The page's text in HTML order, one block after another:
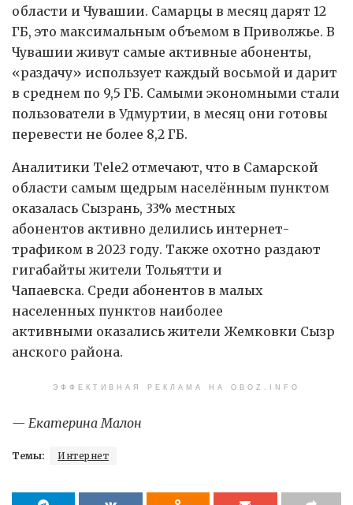
области и Чувашии. Самарцы в месяц дарят 12
ГБ, это максимальным объемом в Приволжье. В
Чувашии живут самые активные абоненты,
«раздачу» использует каждый восьмой и дарит
в среднем по 9,5 ГБ. Самыми экономными стали
пользователи в Удмуртии, в месяц они готовы
перевести не более 8,2 ГБ.
Аналитики Tele2 отмечают, что в Самарской
области самым щедрым населённым пунктом
оказалась Сызрань, 33% местных
абонентов активно делились интернет-
трафиком в 2023 году. Также охотно раздают
гигабайты жители Тольятти и
Чапаевска. Среди абонентов в малых
населенных пунктов наиболее
активными оказались жители Жемковки Сызр
анского района.
ЭФФЕКТИВНАЯ РЕКЛАМА НА OBOZ.INFO
— Екатерина Малон
Темы: Интернет